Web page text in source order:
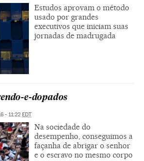
Estudos aprovam o método
usado por grandes
executivos que iniciam suas
jornadas de madrugada
e-dopados
- 11:22 EDT
Na sociedade do
desempenho, conseguimos a
façanha de abrigar o senhor
e o escravo no mesmo corpo